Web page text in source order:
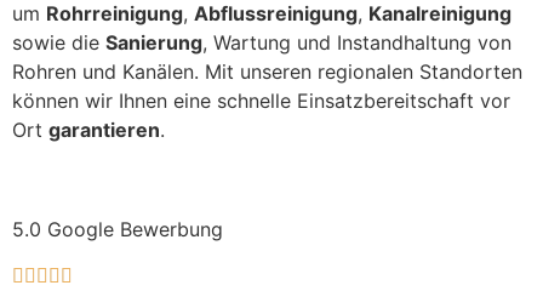
um Rohrreinigung, Abflussreinigung, Kanalreinigung
sowie die Sanierung, Wartung und Instandhaltung von
Rohren und Kanälen. Mit unseren regionalen Standorten
können wir Ihnen eine schnelle Einsatzbereitschaft vor
Ort garantieren.
5.0 Google Bewerbung
    